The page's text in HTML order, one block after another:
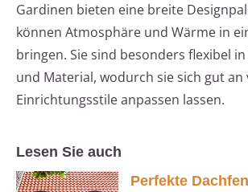
Gardinen bieten eine breite
können Atmosphäre und Wärme in
bringen. Sie sind besonders flexibel in
und Material, wodurch sie sich gut an
Einrichtungsstile anpassen lassen.
Lesen Sie auch
Perfekte